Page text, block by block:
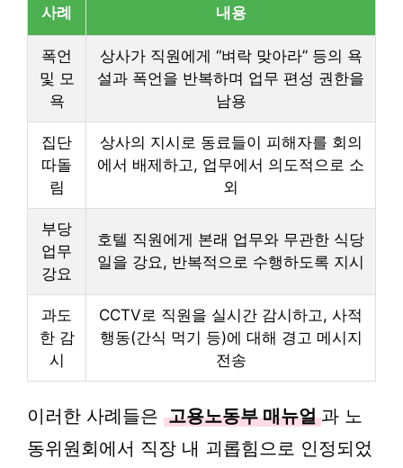
사례 내용
폭언
및 모
욕
상사가 직원에게 “벼락 맞아라” 등의 욕
설과 폭언을 반복하며 업무 편성 권한을
남용
집단
따돌
림
상사의 지시로 동료들이 피해자를 회의
에서 배제하고, 업무에서 의도적으로 소
외
부당
업무
강요
호텔 직원에게 본래 업무와 무관한 식당
일을 강요, 반복적으로 수행하도록 지시
과도
한 감
시
CCTV로 직원을 실시간 감시하고, 사적
행동(간식 먹기 등)에 대해 경고 메시지
전송
이러한 사례들은 고용노동부 매뉴얼 과 노
동위원회에서 직장 내 괴롭힘으로 인정되었